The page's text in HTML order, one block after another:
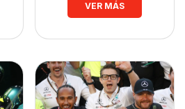
VER MÁS